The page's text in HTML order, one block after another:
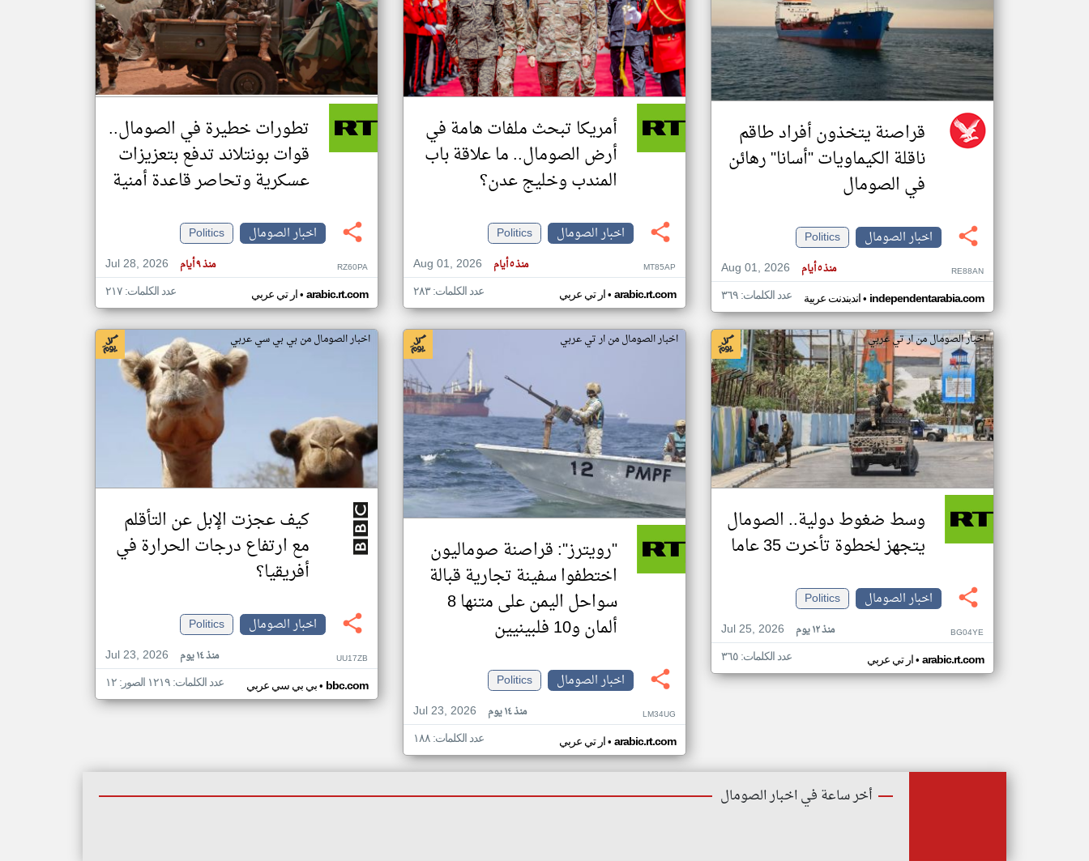
تغيير الدولة
مصادر الأخبار من الصومال
اخبار الصومال على مدار الساعة
أهم اخبار الصومال العاجلة والمباشرة
قراصنة يتخذون أفراد طاقم
ناقلة الكيماويات "أسانا" رهائن
في الصومال
اخبار الصومال
Politics
Aug 01, 2026
منذ ٥ أيام RE88AN
اندبندنت عربية• independentarabia.com عدد الكلمات: ٣٦٩
أمريكا تبحث ملفات هامة في
أرض الصومال.. ما علاقة باب
المندب وخليج عدن؟
اخبار الصومال
Politics
Aug 01, 2026
منذ ٥ أيام MT85AP
ار تي عربي• arabic.rt.com عدد الكلمات: ٢٨٣
تطورات خطيرة في الصومال..
قوات بونتلاند تدفع بتعزيزات
عسكرية وتحاصر قاعدة أمنية
اخبار الصومال
Politics
Jul 28, 2026
منذ ٩ أيام RZ60PA
ار تي عربي• arabic.rt.com عدد الكلمات: ٢١٧
اخبار الصومال من ار تي عربي
وسط ضغوط دولية.. الصومال
يتجهز لخطوة تأخرت 35 عاما
اخبار الصومال
Politics
Jul 25, 2026
منذ ١٢ يوم BG04YE
ار تي عربي• arabic.rt.com عدد الكلمات: ٣٦٥
اخبار الصومال من ار تي عربي
"رويترز": قراصنة صوماليون
اختطفوا سفينة تجارية قبالة
سواحل اليمن على متنها 8
ألمان و10 فلبينيين
اخبار الصومال
Politics
Jul 23, 2026
منذ ١٤ يوم LM34UG
ار تي عربي• arabic.rt.com عدد الكلمات: ١٨٨
اخبار الصومال من بي بي سي عربي
كيف عجزت الإبل عن التأقلم
مع ارتفاع درجات الحرارة في
أفريقيا؟
اخبار الصومال
Politics
Jul 23, 2026
منذ ١٤ يوم UU17ZB
بي بي سي عربي• bbc.com عدد الكلمات: ١٢١٩ الصور: ١٢
أخر ساعة في اخبار الصومال
klyoum.com